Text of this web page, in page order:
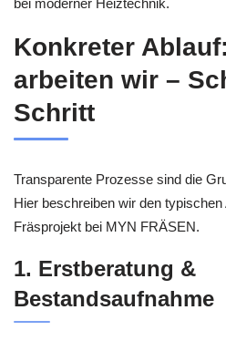
bei moderner Heiztechnik.
Konkreter
arbeiten wir –
Schritt
Transparente Prozesse sind die
Hier beschreiben wir den typischen
Fräsprojekt bei MYN FRÄSEN.
1. Erstberatung &
Bestandsaufnahme